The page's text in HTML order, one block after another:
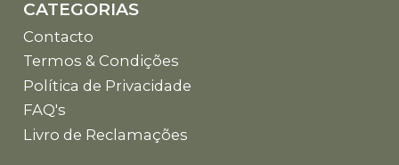
CATEGORIAS
Contacto
Termos & Condições
Política de Privacidade
FAQ's
Livro de Reclamações